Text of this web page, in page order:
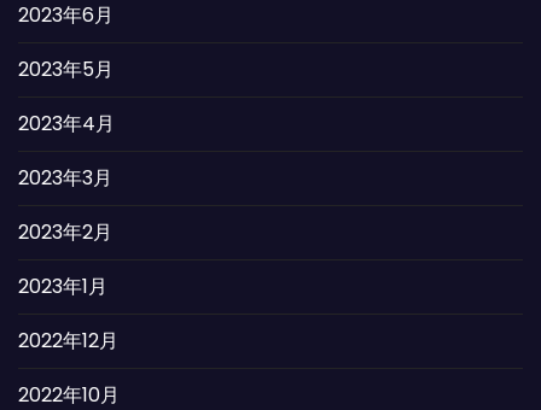
2023年6月
2023年5月
2023年4月
2023年3月
2023年2月
2023年1月
2022年12月
2022年10月